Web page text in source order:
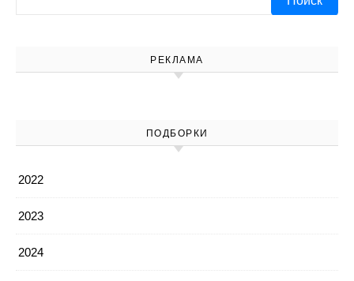
РЕКЛАМА
ПОДБОРКИ
2022
2023
2024